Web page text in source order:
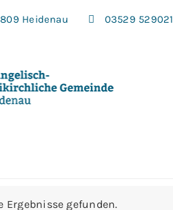
Heidenau 03529
Ergebnisse gefunden.